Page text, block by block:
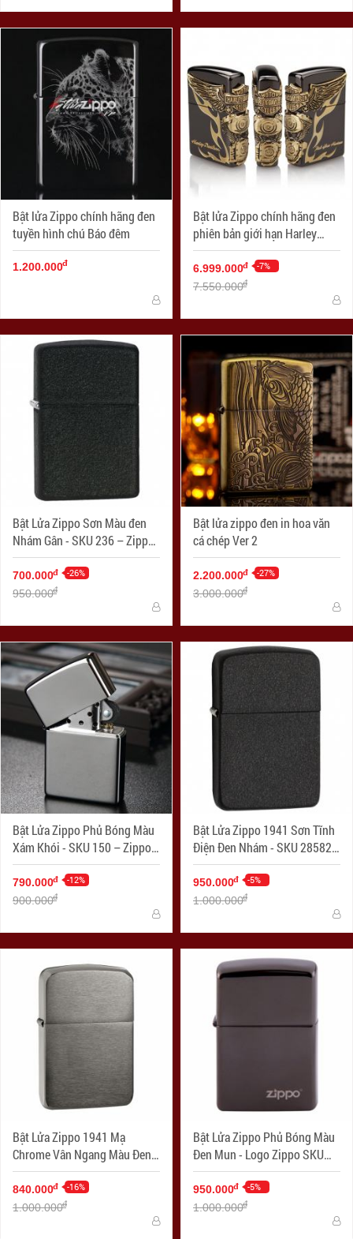
Bật lửa Zippo chính hãng đen
tuyền hình chú Báo đêm
1.200.000đ
Bật lửa Zippo chính hãng đen
phiên bản giới hạn Harley
Davidson
6.999.000đ -7%
7.550.000đ
Bật Lửa Zippo Sơn Màu đen
Nhám Gân - SKU 236 – Zippo
Black Crackle
700.000đ -26%
950.000đ
Bật lửa zippo đen in hoa văn
cá chép Ver 2
2.200.000đ -27%
3.000.000đ
Bật Lửa Zippo Phủ Bóng Màu
Xám Khói - SKU 150 – Zippo
Black Ice
790.000đ -12%
900.000đ
Bật Lửa Zippo 1941 Sơn Tĩnh
Điện Đen Nhám - SKU 28582
– Zippo 1941 Replica Black
Crackle Lighter
950.000đ -5%
1.000.000đ
Bật Lửa Zippo 1941 Mạ
Chrome Vân Ngang Màu Đen -
SKU 24096 – Zippo Replica
1941 Black Ice
840.000đ -16%
1.000.000đ
Bật Lửa Zippo Phủ Bóng Màu
Đen Mun - Logo Zippo SKU
24756ZL – Zippo Ebony with
Zippo Logo
950.000đ -5%
1.000.000đ